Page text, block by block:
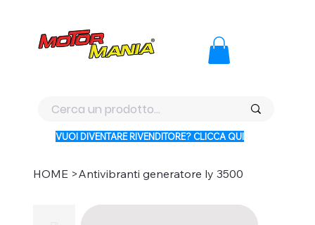
VUOI DIVENTARE RIVENDITORE? CLICCA QUI
HOME >Antivibranti generatore ly 3500